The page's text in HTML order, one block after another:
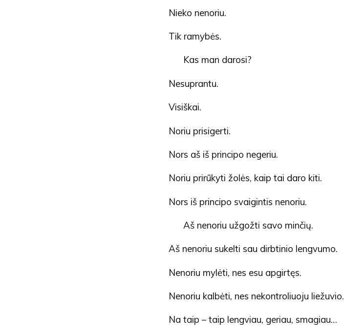
Nieko nenoriu.
Tik ramybės.
Kas man darosi?
Nesuprantu.
Visiškai.
Noriu prisigerti.
Nors aš iš principo negeriu.
Noriu prirūkyti žolės, kaip tai daro kiti.
Nors iš principo svaigintis nenoriu.
Aš nenoriu užgožti savo minčių.
Aš nenoriu sukelti sau dirbtinio lengvumo.
Nenoriu mylėti, nes esu apgirtęs.
Nenoriu kalbėti, nes nekontroliuoju liežuvio.
Na taip – taip lengviau, geriau, smagiau…